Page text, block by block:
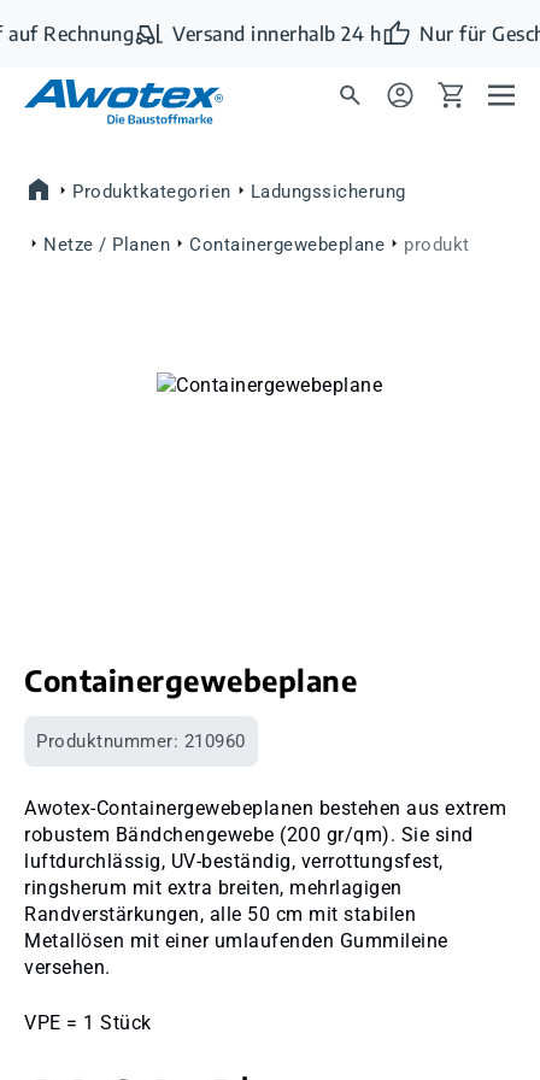
Zum Hauptinhalt springen
Rechnung Versand innerhalb 24 h Nur für
Produktkategorien Ladungssicherung
Netze / Planen Containergewebeplane produkt
Bildergalerie überspringen
Containergewebeplane
Produktnummer: 210960
Awotex-Containergewebeplanen bestehen aus extrem
robustem Bändchengewebe (200 gr/qm). Sie sind
luftdurchlässig, UV-beständig, verrottungsfest,
ringsherum mit extra breiten, mehrlagigen
Randverstärkungen, alle 50 cm mit stabilen
Metallösen mit einer umlaufenden Gummileine
versehen.
VPE = 1 Stück